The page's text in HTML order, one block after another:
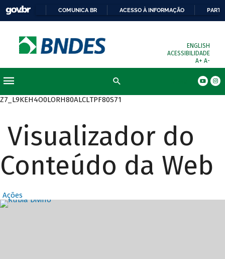
COMUNICA BR ACESSO À INFORMAÇÃO
ENGLISH
ACESSIBILIDADE
A+ A-
Z7_L9KEH4O0LORH80ALCLTPF80S71
Visualizador do
Conteúdo da Web
Ações
Destaques